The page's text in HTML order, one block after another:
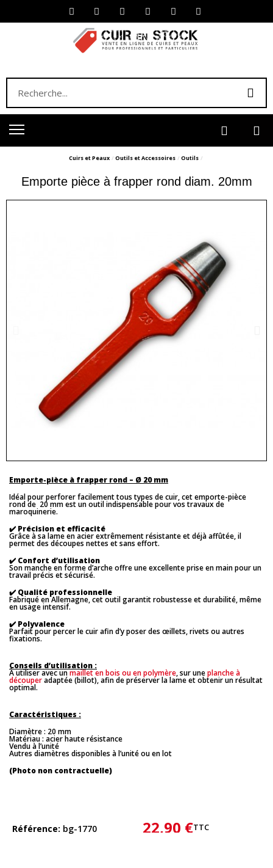
Cuirs et Peaux Outils et Accessoires Outils
Emporte pièce à frapper rond diam. 20mm
Emporte-pièce à frapper rond – Ø 20 mm
Idéal pour perforer facilement tous types de cuir, cet emporte-pièce
rond de 20 mm est un outil indispensable pour vos travaux de
maroquinerie.
✔️ Précision et efficacité
Grâce à sa lame en acier extrêmement résistante et déjà affûtée, il
permet des découpes nettes et sans effort.
✔️ Confort d’utilisation
Son manche en forme d’arche offre une excellente prise en main pour un
travail précis et sécurisé.
✔️ Qualité professionnelle
Fabriqué en Allemagne, cet outil garantit robustesse et durabilité, même
en usage intensif.
✔️ Polyvalence
Parfait pour percer le cuir afin d’y poser des œillets, rivets ou autres
fixations.
Conseils d’utilisation :
À utiliser avec unmaillet en bois ou en polymère, sur uneplanche à
découperadaptée (billot), afin de préserver la lame et obtenir un résultat
optimal.
Caractéristiques :
Diamètre : 20 mm
Matériau : acier haute résistance
Vendu à l’unité
Autres diamètres disponibles à l’unité ou en lot
(Photo non contractuelle)
Référence bg-1770 22,90 €TTC